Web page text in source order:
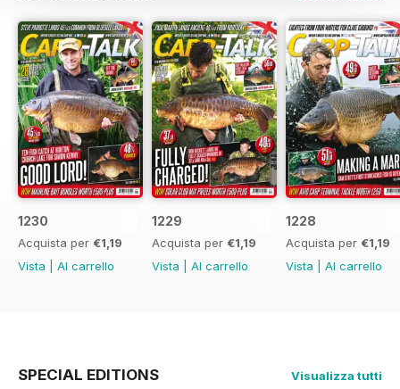
1230
Acquista per €1,19
Vista
Al carrello
1229
Acquista per €1,19
Vista
Al carrello
1228
Acquista per €1,19
Vista
Al carrello
SPECIAL EDITIONS Visualizza tutti